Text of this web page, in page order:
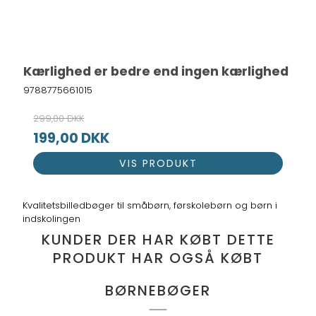
Kærlighed er bedre end ingen kærlighed
9788775661015
299,00 DKK
199,00 DKK
VIS PRODUKT
Kvalitetsbilledbøger til småbørn, førskolebørn og børn i
indskolingen
KUNDER DER HAR KØBT DETTE
PRODUKT HAR OGSÅ KØBT
BØRNEBØGER